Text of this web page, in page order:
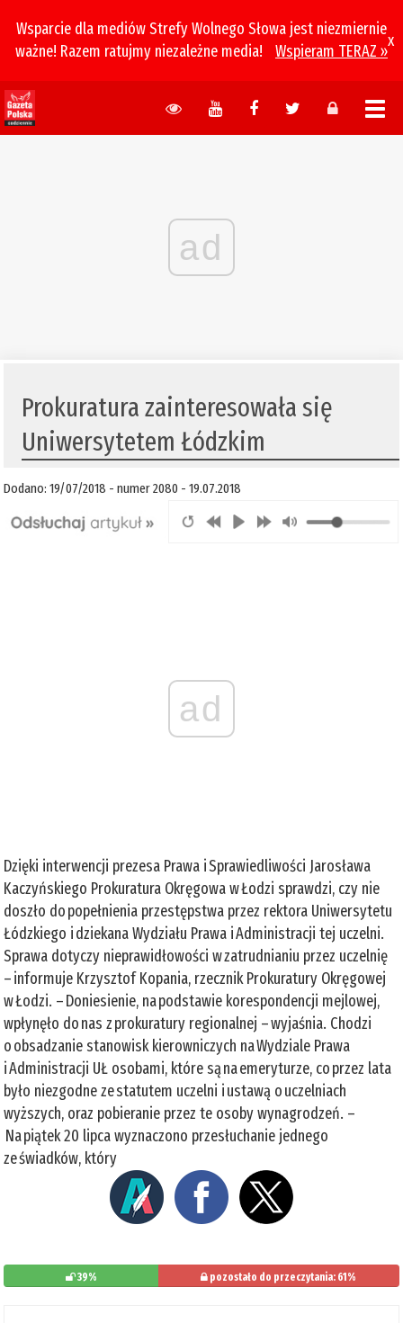
Wsparcie dla mediów Strefy Wolnego Słowa jest niezmiernie
ważne! Razem ratujmy niezależne media!
Wspieram TERAZ »
x
ad
Prokuratura zainteresowała się
Uniwersytetem Łódzkim
Dodano: 19/07/2018 - numer 2080 - 19.07.2018
ad
Dzięki interwencji prezesa Prawa i Sprawiedliwości Jarosława
Kaczyńskiego Prokuratura Okręgowa w Łodzi sprawdzi, czy nie
doszło do popełnienia przestępstwa przez rektora Uniwersytetu
Łódzkiego i dziekana Wydziału Prawa i Administracji tej uczelni.
Sprawa dotyczy nieprawidłowości w zatrudnianiu przez uczelnię
– informuje Krzysztof Kopania, rzecznik Prokuratury Okręgowej
w Łodzi. – Doniesienie, na podstawie korespondencji mejlowej,
wpłynęło do nas z prokuratury regionalnej – wyjaśnia. Chodzi
o obsadzanie stanowisk kierowniczych na Wydziale Prawa
i Administracji UŁ osobami, które są na emeryturze, co przez lata
było niezgodne ze statutem uczelni i ustawą o uczelniach
wyższych, oraz pobieranie przez te osoby wynagrodzeń. –
Na piątek 20 lipca wyznaczono przesłuchanie jednego
ze świadków, który
39% pozostało do przeczytania: 61%